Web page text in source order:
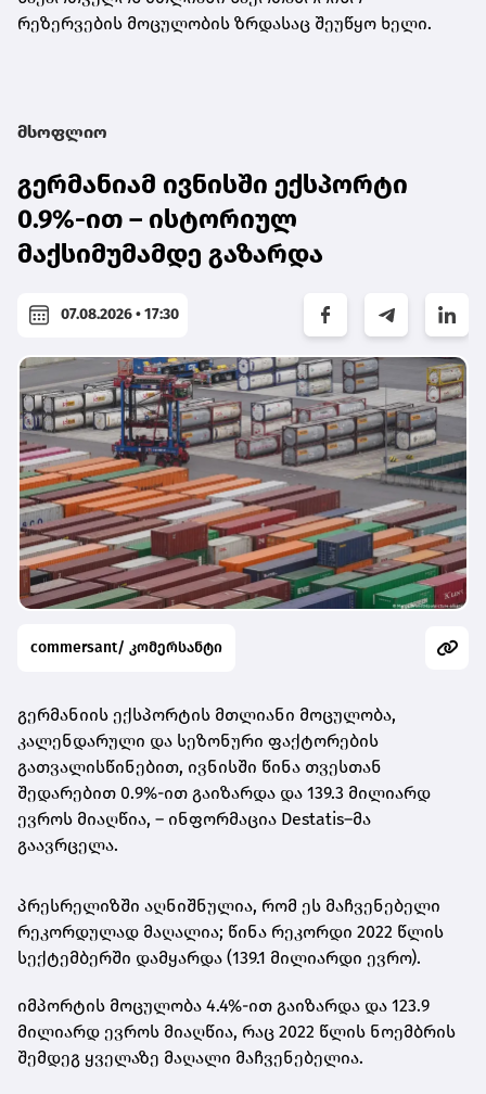
რეზერვების მოცულობის ზრდასაც შეუწყო ხელი.
მსოფლიო
გერმანიამ ივნისში ექსპორტი
0.9%-ით – ისტორიულ
მაქსიმუმამდე გაზარდა
07.08.2026 • 17:30
commersant/ კომერსანტი
გერმანიის ექსპორტის მთლიანი მოცულობა,
კალენდარული და სეზონური ფაქტორების
გათვალისწინებით, ივნისში წინა თვესთან
შედარებით 0.9%-ით გაიზარდა და 139.3 მილიარდ
ევროს მიაღწია, – ინფორმაცია Destatis–მა
გაავრცელა.
პრესრელიზში აღნიშნულია, რომ ეს მაჩვენებელი
რეკორდულად მაღალია; წინა რეკორდი 2022 წლის
სექტემბერში დამყარდა (139.1 მილიარდი ევრო).
იმპორტის მოცულობა 4.4%-ით გაიზარდა და 123.9
მილიარდ ევროს მიაღწია, რაც 2022 წლის ნოემბრის
შემდეგ ყველაზე მაღალი მაჩვენებელია.